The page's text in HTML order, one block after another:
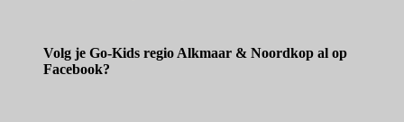
Volg je Go-Kids regio Alkmaar & Noordkop al op
Facebook?